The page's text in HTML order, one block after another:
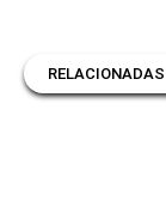
RELACIONADAS